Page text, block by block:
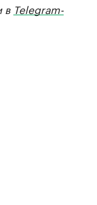
в Telegram-